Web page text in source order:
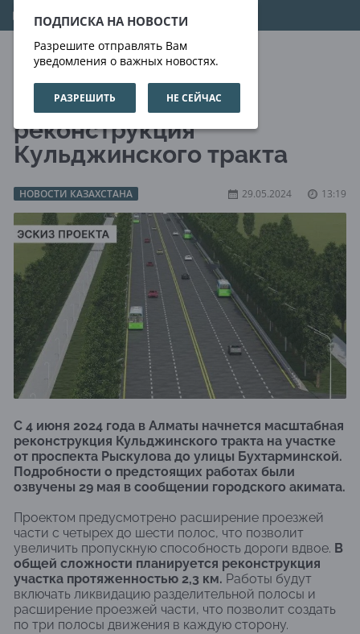
ПОДПИСКА НА НОВОСТИ
Разрешите отправлять Вам
уведомления о важных новостях.
РАЗРЕШИТЬ НЕ СЕЙЧАС
08.08.2026 21:37:10
В Алматы стартует
реконструкция
Кульджинского тракта
НОВОСТИ КАЗАХСТАНА 29.05.2024 13:19
С 4 июня 2024 года в Алматы начнется масштабная
реконструкция Кульджинского тракта на участке
от проспекта Рыскулова до улицы Бухтарминской.
Подробности о предстоящих работах были
озвучены 29 мая в сообщении городского акимата.
Проектом предусмотрено расширение проезжей
части с четырех до шести полос, что позволит
увеличить пропускную способность дороги вдвое. В
общей сложности планируется реконструкция
участка протяженностью 2,3 км. Работы будут
включать ликвидацию разделительной полосы и
расширение проезжей части, что позволит создать
по три полосы движения в каждую сторону.